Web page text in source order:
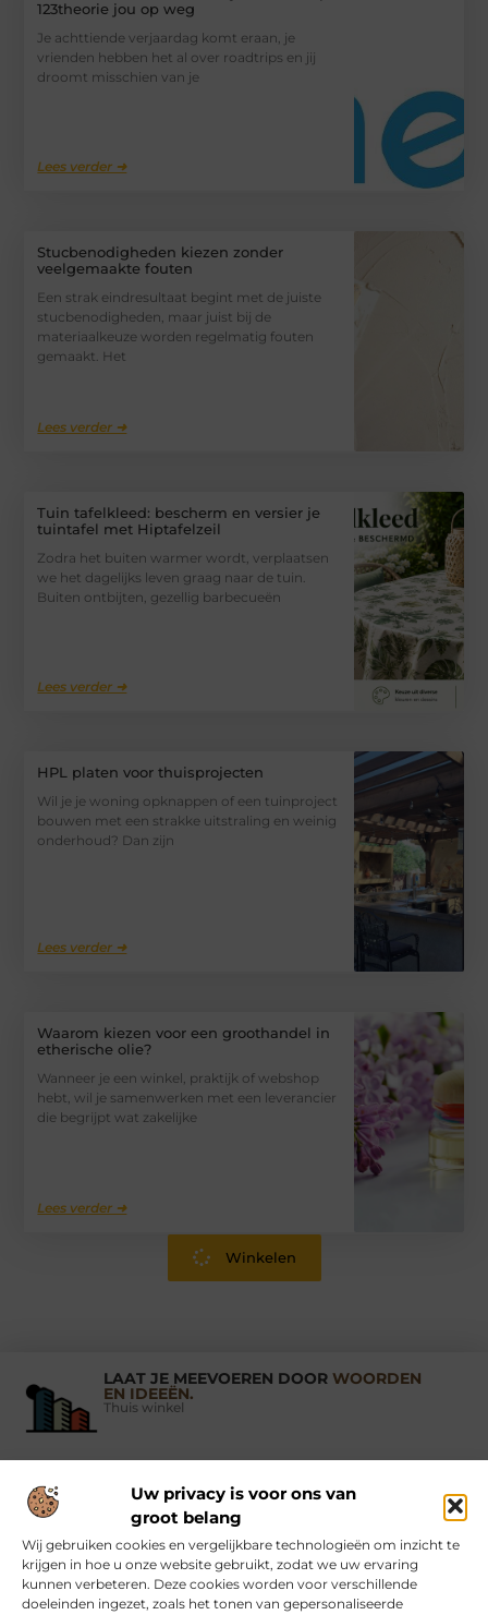
Uw privacy is voor ons van
groot belang
Wij gebruiken cookies en vergelijkbare technologieën om inzicht te
krijgen in hoe u onze website gebruikt, zodat we uw ervaring
kunnen verbeteren. Deze cookies worden voor verschillende
doeleinden ingezet, zoals het tonen van gepersonaliseerde
123theorie jou op weg
Je achttiende verjaardag komt eraan, je
vrienden hebben het al over roadtrips en jij
droomt misschien van je
Lees verder ➜
Stucbenodigheden kiezen zonder
veelgemaakte fouten
Een strak eindresultaat begint met de juiste
stucbenodigheden, maar juist bij de
materiaalkeuze worden regelmatig fouten
gemaakt. Het
Lees verder ➜
Tuin tafelkleed: bescherm en versier je
tuintafel met Hiptafelzeil
Zodra het buiten warmer wordt, verplaatsen
we het dagelijks leven graag naar de tuin.
Buiten ontbijten, gezellig barbecueën
Lees verder ➜
HPL platen voor thuisprojecten
Wil je je woning opknappen of een tuinproject
bouwen met een strakke uitstraling en weinig
onderhoud? Dan zijn
Lees verder ➜
Waarom kiezen voor een groothandel in
etherische olie?
Wanneer je een winkel, praktijk of webshop
hebt, wil je samenwerken met een leverancier
die begrijpt wat zakelijke
Lees verder ➜
Winkelen
LAAT JE MEEVOEREN DOOR WOORDEN
EN IDEEËN.
Thuis winkel
Vind Ons Hier :
Beroemdheden Uit de Media Partners Over ons